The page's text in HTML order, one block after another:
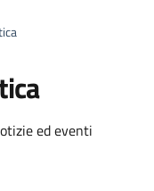
ed eventi